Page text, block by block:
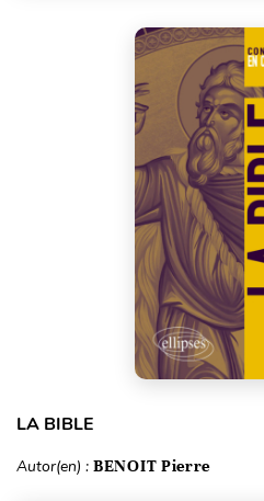
LA BIBLE
Autor(en) : BENOIT Pierre